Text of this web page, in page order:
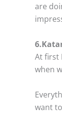
are
At first
when
want